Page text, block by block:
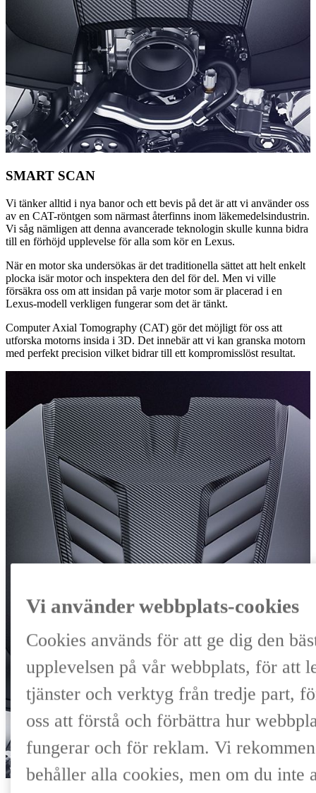
SMART SCAN
Vi tänker alltid i nya banor och ett bevis på det är att vi använder oss
av en CAT-röntgen som närmast återfinns inom läkemedelsindustrin.
Vi såg nämligen att denna avancerade teknologin skulle kunna bidra
till en förhöjd upplevelse för alla som kör en Lexus.
När en motor ska undersökas är det traditionella sättet att helt enkelt
plocka isär motor och inspektera den del för del. Men vi ville
försäkra oss om att insidan på varje motor som är placerad i en
Lexus-modell verkligen fungerar som det är tänkt.
Computer Axial Tomography (CAT) gör det möjligt för oss att
utforska motorns insida i 3D. Det innebär att vi kan granska motorn
med perfekt precision vilket bidrar till ett kompromisslöst resultat.
Vi använder webbplats-cookies
Cookies används för att ge dig den
upplevelsen på vår webbplats, för att
tjänster och verktyg från tredje part,
oss att förstå och förbättra hur
fungerar och för reklam. Vi
behåller alla cookies, men om du inte